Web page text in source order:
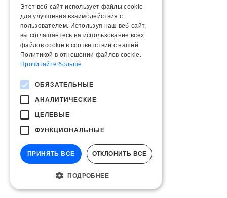
Этот веб-сайт использует файлы cookie
для улучшения взаимодействия с
пользователем. Используя наш веб-сайт,
вы соглашаетесь на использование всех
файлов cookie в соответствии с нашей
Политикой в ​​отношении файлов cookie.
Прочитайте больше
ОБЯЗАТЕЛЬНЫЕ
АНАЛИТИЧЕСКИЕ
ЦЕЛЕВЫЕ
ФУНКЦИОНАЛЬНЫЕ
ПРИНЯТЬ ВСЕ ОТКЛОНИТЬ ВСЕ
ПОДРОБНЕЕ